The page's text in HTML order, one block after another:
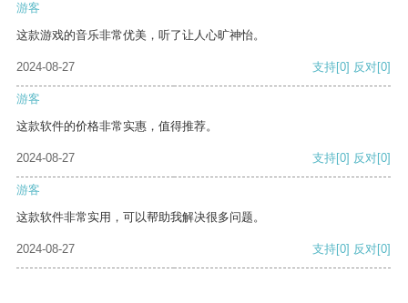
游客
这款游戏的音乐非常优美，听了让人心旷神怡。
2024-08-27 支持[0] 反对[0]
游客
这款软件的价格非常实惠，值得推荐。
2024-08-27 支持[0] 反对[0]
游客
这款软件非常实用，可以帮助我解决很多问题。
2024-08-27 支持[0] 反对[0]